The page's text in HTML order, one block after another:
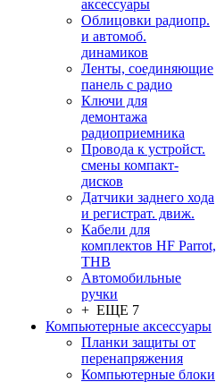
аксессуары
Облицовки радиопр.
и автомоб.
динамиков
Ленты, соединяющие
панель с радио
Ключи для
демонтажа
радиоприемника
Провода к устройст.
смены компакт-
дисков
Датчики заднего хода
и регистрат. движ.
Кабели для
комплектов HF Parrot,
THB
Автомобильные
ручки
+ ЕЩЕ 7
Компьютерные аксессуары
Планки защиты от
перенапряжения
Компьютерные блоки